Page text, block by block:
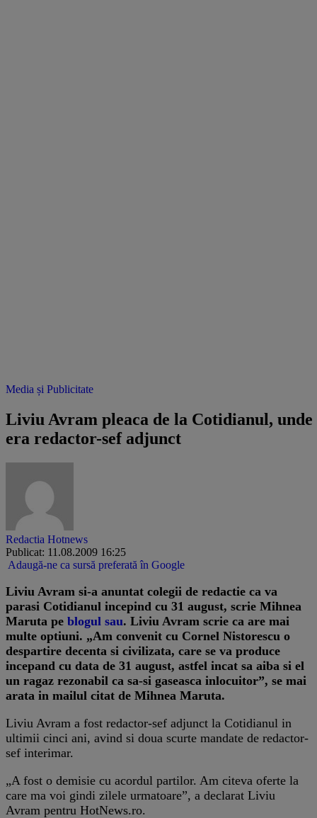
Media și Publicitate
Liviu Avram pleaca de la Cotidianul, unde
era redactor-sef adjunct
Redactia Hotnews
Publicat: 11.08.2009 16:25
Adaugă-ne ca sursă preferată în Google
Liviu Avram si-a anuntat colegii de redactie ca va
parasi Cotidianul incepind cu 31 august, scrie Mihnea
Maruta pe blogul sau. Liviu Avram scrie ca are mai
multe optiuni. „Am convenit cu Cornel Nistorescu o
despartire decenta si civilizata, care se va produce
incepand cu data de 31 august, astfel incat sa aiba si el
un ragaz rezonabil ca sa-si gaseasca inlocuitor”, se mai
arata in mailul citat de Mihnea Maruta.
Liviu Avram a fost redactor-sef adjunct la Cotidianul in
ultimii cinci ani, avind si doua scurte mandate de redactor-
sef interimar.
„A fost o demisie cu acordul partilor. Am citeva oferte la
care ma voi gindi zilele urmatoare”, a declarat Liviu
Avram pentru HotNews.ro.